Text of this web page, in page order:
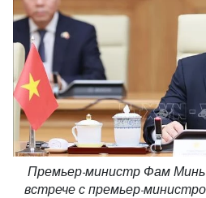
Премьер-министр Фам
встрече с премьер-